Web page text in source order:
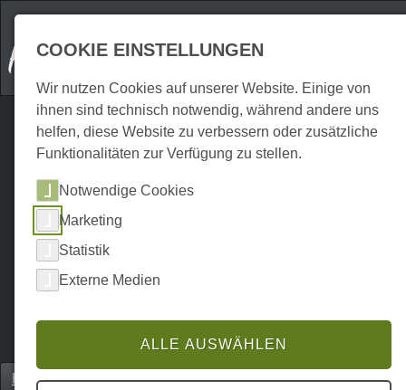
Home Veranstaltungen
Kulinarisches
COOKIE EINSTELLUNGEN
Wir nutzen Cookies auf unserer Website. Einige von
ihnen sind technisch notwendig, während andere uns
helfen, diese Website zu verbessern oder zusätzliche
Funktionalitäten zur Verfügung zu stellen.
Notwendige Cookies
Marketing
Statistik
Externe Medien
ALLE AUSWÄHLEN